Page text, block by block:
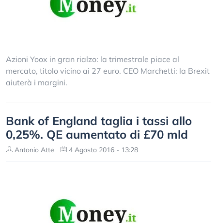
Azioni Yoox in gran rialzo: la trimestrale piace al
mercato, titolo vicino ai 27 euro. CEO Marchetti: la Brexit
aiuterà i margini.
Bank of England taglia i tassi allo
0,25%. QE aumentato di £70 mld
Antonio Atte 4 Agosto 2016 - 13:28